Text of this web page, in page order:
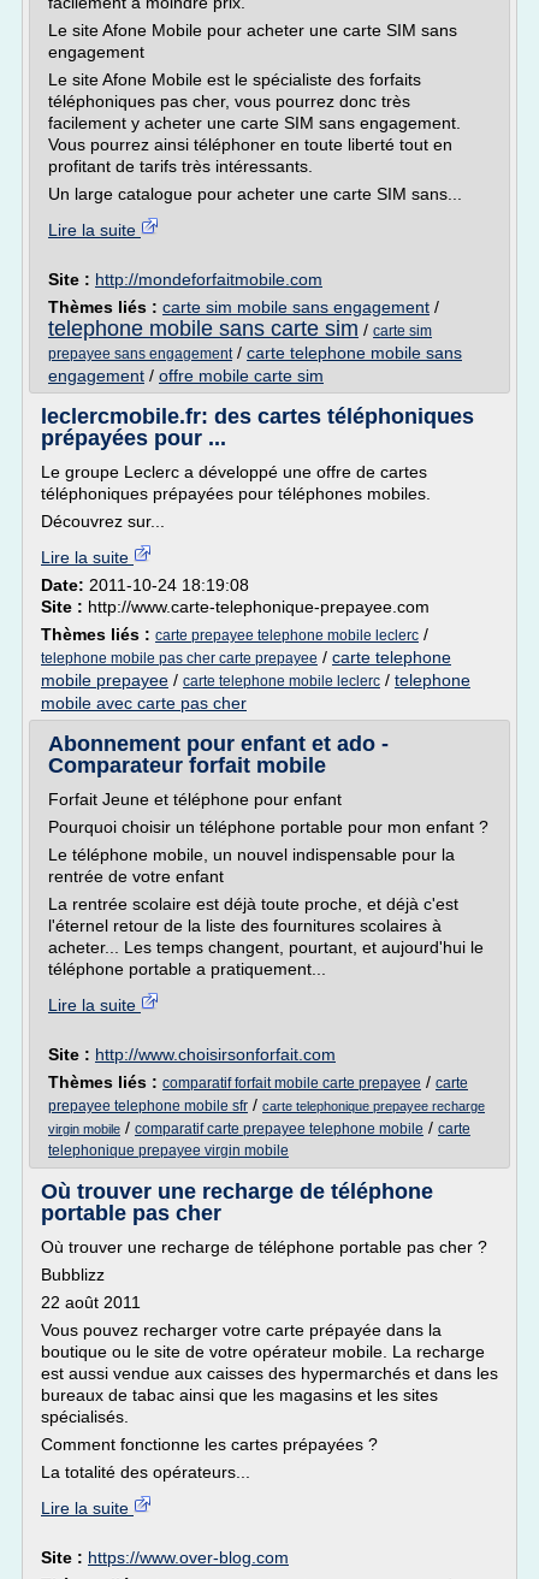
Le site Afone Mobile pour acheter une carte SIM sans
engagement
Le site Afone Mobile est le spécialiste des forfaits
téléphoniques pas cher, vous pourrez donc très
facilement y acheter une carte SIM sans engagement.
Vous pourrez ainsi téléphoner en toute liberté tout en
profitant de tarifs très intéressants.
Un large catalogue pour acheter une carte SIM sans...
Lire la suite
Site : http://mondeforfaitmobile.com
Thèmes liés : carte sim mobile sans engagement /
telephone mobile sans carte sim / carte sim
prepayee sans engagement/ carte telephone mobile sans
engagement / offre mobile carte sim
leclercmobile.fr: des cartes téléphoniques
prépayées pour ...
Le groupe Leclerc a développé une offre de cartes
téléphoniques prépayées pour téléphones mobiles.
Découvrez sur...
Lire la suite
Date: 2011-10-24 18:19:08
Site : http://www.carte-telephonique-prepayee.com
Thèmes liés : carte prepayee telephone mobile leclerc /
telephone mobile pas cher carte prepayee / carte telephone
mobile prepayee / carte telephone mobile leclerc / telephone
mobile avec carte pas cher
Abonnement pour enfant et ado -
Comparateur forfait mobile
Forfait Jeune et téléphone pour enfant
Pourquoi choisir un téléphone portable pour mon enfant ?
Le téléphone mobile, un nouvel indispensable pour la
rentrée de votre enfant
La rentrée scolaire est déjà toute proche, et déjà c'est
l'éternel retour de la liste des fournitures scolaires à
acheter... Les temps changent, pourtant, et aujourd'hui le
téléphone portable a pratiquement...
Lire la suite
Site : http://www.choisirsonforfait.com
Thèmes liés : comparatif forfait mobile carte prepayee / carte
prepayee telephone mobile sfr / carte telephonique prepayee recharge
virgin mobile / comparatif carte prepayee telephone mobile / carte
telephonique prepayee virgin mobile
Où trouver une recharge de téléphone
portable pas cher
Où trouver une recharge de téléphone portable pas cher ?
Bubblizz
22 août 2011
Vous pouvez recharger votre carte prépayée dans la
boutique ou le site de votre opérateur mobile. La recharge
est aussi vendue aux caisses des hypermarchés et dans les
bureaux de tabac ainsi que les magasins et les sites
spécialisés.
Comment fonctionne les cartes prépayées ?
La totalité des opérateurs...
Lire la suite
Site : https://www.over-blog.com